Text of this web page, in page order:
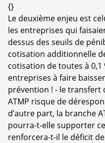
{}
Le deuxième enjeu est
les entreprises qui
dessus des seuils de
cotisation additionnelle
cotisation de toutes à 0,1
entreprises à faire
prévention ! - le transfert
ATMP risque de
d’autre part, la branche
pourra-t-elle supporter
renforcera-t-il le déficit